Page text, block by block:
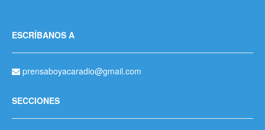
ESCRÍBANOS A
prensaboyacaradio@gmail.com
SECCIONES